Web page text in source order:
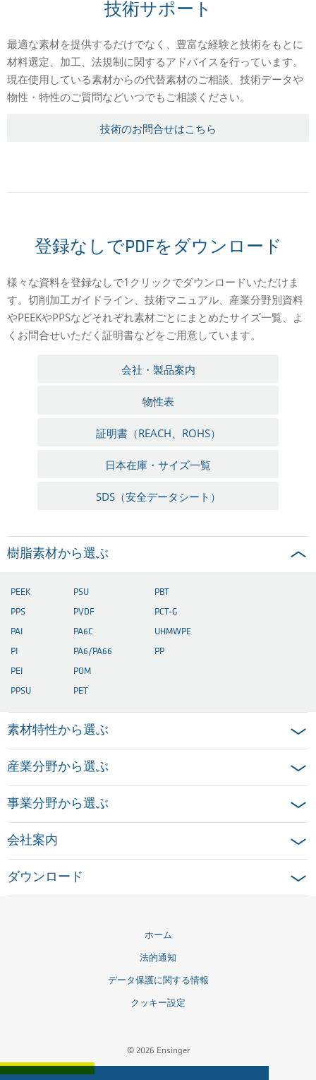
技術サポート
最適な素材を提供するだけでなく、豊富な経験と技術をもとに
材料選定、加工、法規制に関するアドバイスを行っています。
現在使用している素材からの代替素材のご相談、技術データや
物性・特性のご質問などいつでもご相談ください。
技術のお問合せはこちら
登録なしでPDFをダウンロード
様々な資料を登録なしで1クリックでダウンロードいただけま
す。切削加工ガイドライン、技術マニュアル、産業分野別資料
やPEEKやPPSなどそれぞれ素材ごとにまとめたサイズ一覧、よ
くお問合せいただく証明書などをご用意しています。
会社・製品案内
物性表
証明書（REACH、ROHS）
日本在庫・サイズ一覧
SDS（安全データシート）
樹脂素材から選ぶ
PEEK
PPS
PAI
PI
PEI
PPSU
PSU
PVDF
PA6C
PA6/PA66
POM
PET
PBT
PCT-G
UHMWPE
PP
素材特性から選ぶ
産業分野から選ぶ
事業分野から選ぶ
会社案内
ダウンロード
ホーム
法的通知
データ保護に関する情報
クッキー設定
© 2026 Ensinger